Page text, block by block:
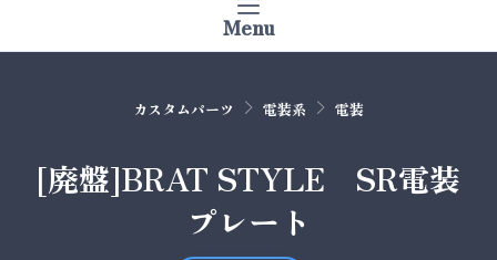
Menu
カスタムパーツ 電装系 電装
[廃盤]BRAT STYLE SR電装
プレート